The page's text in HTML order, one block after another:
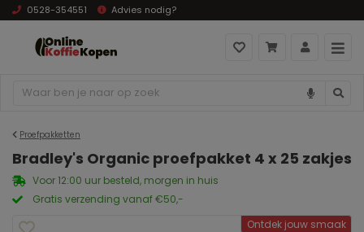
0528-354551 Advies nodig?
Proefpakketten
Bradley's Organic proefpakket 4 x 25 zakjes
Ontdek jouw smaak
Voor 12:00 uur besteld, morgen in huis
Gratis verzending vanaf €50,-